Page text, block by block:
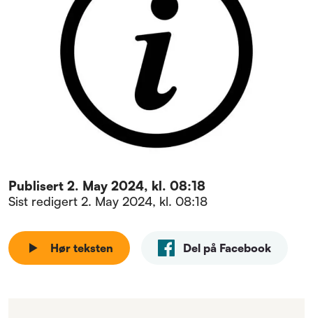
Publisert 2. May 2024, kl. 08:18
Sist redigert 2. May 2024, kl. 08:18
Hør teksten Del på Facebook